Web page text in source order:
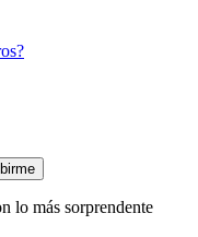
lo más sorprendente